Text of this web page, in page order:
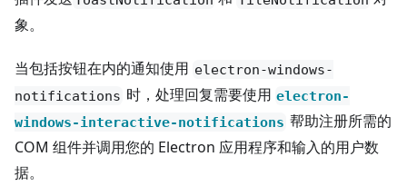
象。
当包括按钮在内的通知使用 electron-windows-
notifications 时，处理回复需要使用 electron-
windows-interactive-notifications 帮助注册所需的
COM 组件并调用您的 Electron 应用程序和输入的用户数
据。